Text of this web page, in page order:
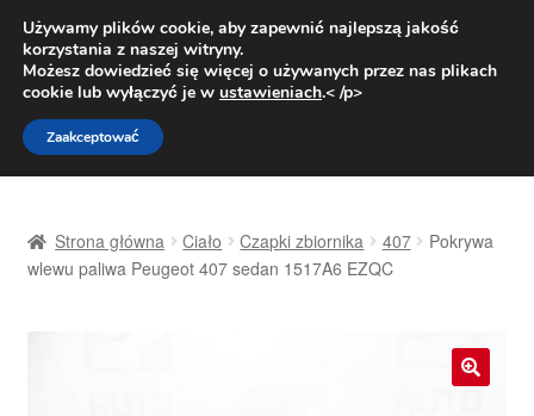
DOSTAWA od 31 zł
Pn.-pt. 9:00-16:00800 003 167
Przejdź
do
nawigacji
Przejdź
do
treści
Dostawa
Strona główna Ciało Czapki zbiornika 407
Pokrywa
wlewu paliwa Peugeot 407 sedan 1517A6 EZQC
Używamy plików cookie, aby zapewnić najlepszą jakość
korzystania z naszej witryny.
Możesz dowiedzieć się więcej o używanych przez nas plikach
cookie lub wyłączyć je w ustawieniach.< /p>
Zaakceptować